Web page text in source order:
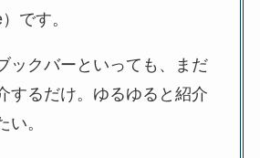
です。
ックバーといっても、まだ
するだけ。ゆるゆると紹介
い。